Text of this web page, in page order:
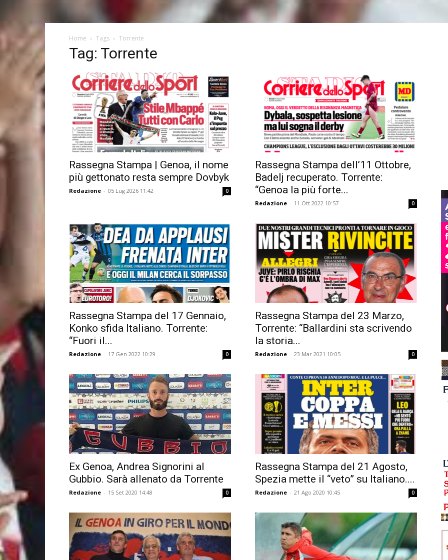
Home Tags Torrente
Tag: Torrente
Rassegna Stampa | Genoa, il nome
più gettonato resta sempre Dovbyk
Redazione - 05 Lug 2026 11:42 0
Rassegna Stampa dell’11 Ottobre,
Badelj recuperato. Torrente:
“Genoa la più forte...
Redazione - 11 Ott 2022 10:57 0
Rassegna Stampa del 17 Gennaio,
Konko sfida Italiano. Torrente:
“Fuori il...
Redazione - 17 Gen 2022 10:29 0
Rassegna Stampa del 23 Marzo,
Torrente: “Ballardini sta scrivendo
la storia...
Redazione - 23 Mar 2021 10:05 0
Ex Genoa, Andrea Signorini al
Gubbio. Sarà allenato da Torrente
Redazione - 15 Set 2020 14:48 0
Rassegna Stampa del 21 Agosto,
Spezia mette il “veto” su Italiano....
Redazione - 21 Ago 2020 10:45 0